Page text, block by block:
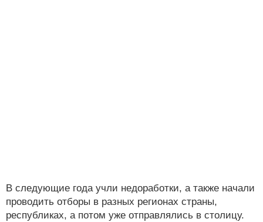
В следующие года учли недоработки, а также начали
проводить отборы в разных регионах страны,
республиках, а потом уже отправлялись в столицу.